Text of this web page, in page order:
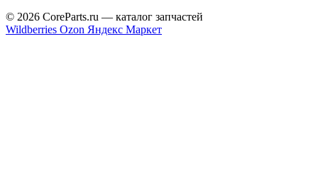
© 2026 CoreParts.ru — каталог запчастей
Wildberries Ozon Яндекс Маркет